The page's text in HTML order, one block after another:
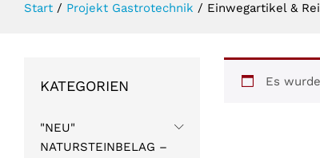
Start / Projekt Gastrotechnik / Einwegartikel &
Es
KATEGORIEN
"NEU"
NATURSTEINBELAG –